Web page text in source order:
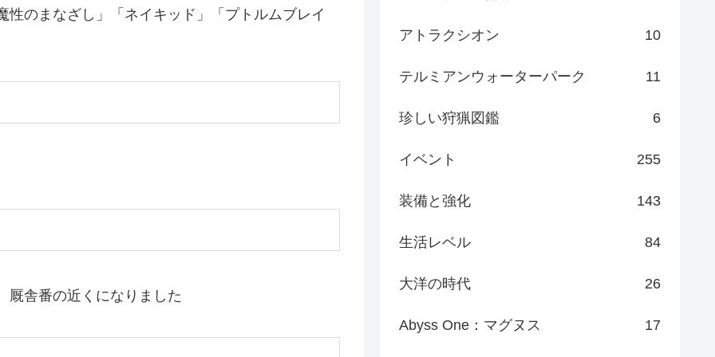
のまなざし」「ネイキッド」「プトルムブレイ
厩舎番の近くになりました
アトラクシオン 10
テルミアンウォーターパーク 11
珍しい狩猟図鑑 6
イベント 255
装備と強化 143
生活レベル 84
大洋の時代 26
Abyss One：マグヌス 17